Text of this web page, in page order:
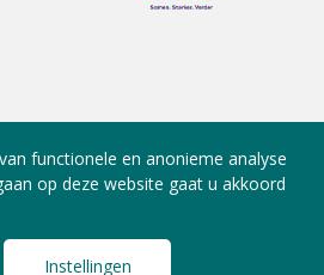
functionele en anonieme analyse
op deze website gaat u akkoord
Instellingen